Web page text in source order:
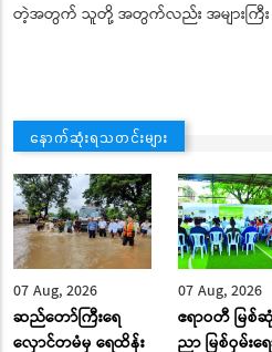
တဲ့အတွက် သူတို့ အတွက်လည်း အများကြီး ဝ
နောက်ဆုံးရသတင်းများ
07 Aug, 2026
ဆည်တော်ကြီးရေ
လှောင်တမံမှ ရေထိန်း
07 Aug, 2026
ဧရာဝတီ မြစ်
ညာ မြစ်ဝှမ်းရ